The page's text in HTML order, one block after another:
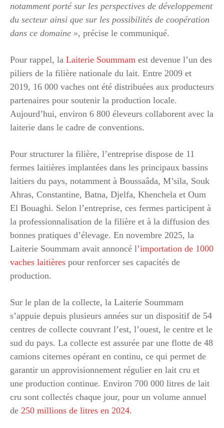
notamment porté sur les perspectives de développement
du secteur ainsi que sur les possibilités de coopération
dans ce domaine », précise le communiqué.
Pour rappel, la Laiterie Soummam est devenue l’un des
piliers de la filière nationale du lait. Entre 2009 et
2019, 16 000 vaches ont été distribuées aux producteurs
partenaires pour soutenir la production locale.
Aujourd’hui, environ 6 800 éleveurs collaborent avec la
laiterie dans le cadre de conventions.
Pour structurer la filière, l’entreprise dispose de 11
fermes laitières implantées dans les principaux bassins
laitiers du pays, notamment à Boussaâda, M’sila, Souk
Ahras, Constantine, Batna, Djelfa, Khenchela et Oum
El Bouaghi. Selon l’entreprise, ces fermes participent à
la professionnalisation de la filière et à la diffusion des
bonnes pratiques d’élevage. En novembre 2025, la
Laiterie Soummam avait annoncé l’importation de 1000
vaches laitières pour renforcer ses capacités de
production.
Sur le plan de la collecte, la Laiterie Soummam
s’appuie depuis plusieurs années sur un dispositif de 54
centres de collecte couvrant l’est, l’ouest, le centre et le
sud du pays. La collecte est assurée par une flotte de 48
camions citernes opérant en continu, ce qui permet de
garantir un approvisionnement régulier en lait cru et
une production continue. Environ 700 000 litres de lait
cru sont collectés chaque jour, pour un volume annuel
de 250 millions de litres en 2024.